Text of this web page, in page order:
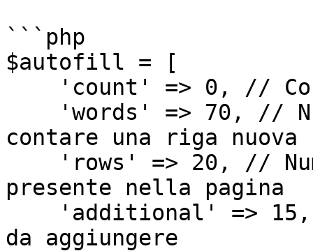
```php
$autofill = [
contare una riga nuova
presente nella pagina
da aggiungere